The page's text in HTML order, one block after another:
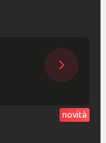
novità